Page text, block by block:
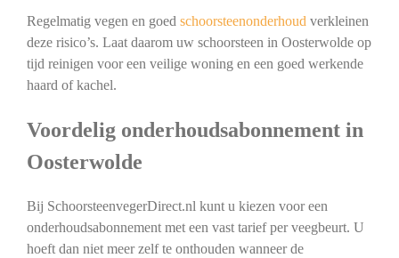
Regelmatig vegen en goed schoorsteenonderhoud verkleinen
deze risico’s. Laat daarom uw schoorsteen in Oosterwolde op
tijd reinigen voor een veilige woning en een goed werkende
haard of kachel.
Voordelig onderhoudsabonnement in
Oosterwolde
Bij SchoorsteenvegerDirect.nl kunt u kiezen voor een
onderhoudsabonnement met een vast tarief per veegbeurt. U
hoeft dan niet meer zelf te onthouden wanneer de